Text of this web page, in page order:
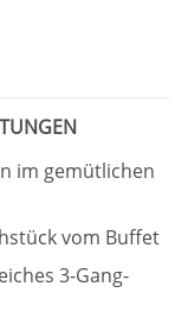
im gemütlichen
vom Buffet
3-Gang-